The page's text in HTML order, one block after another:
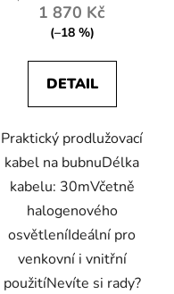
1 870 Kč
(–18 %)
DETAIL
Praktický prodlužovací
kabel na bubnuDélka
kabelu: 30mVčetně
halogenového
osvětleníIdeální pro
venkovní i vnitřní
použitíNevíte si rady?